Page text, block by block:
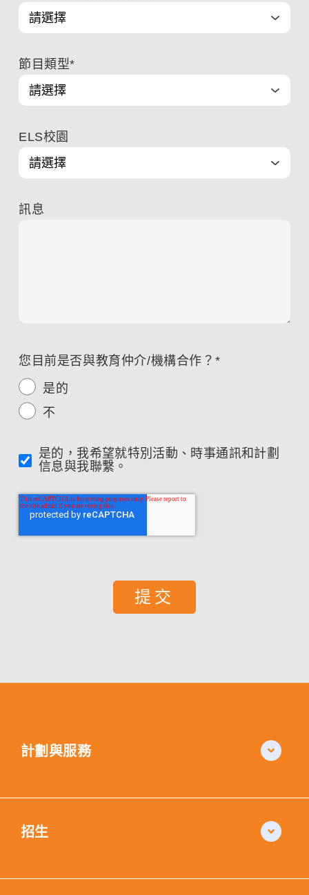
節目類型*
ELS校園
訊息
您目前是否與教育仲介/機構合作？ *
是的
不
是的，我希望就特別活動、時事通訊和計劃
信息與我聯繫。
計劃與服務
招生